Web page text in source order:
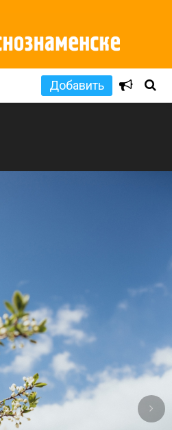
Добавить